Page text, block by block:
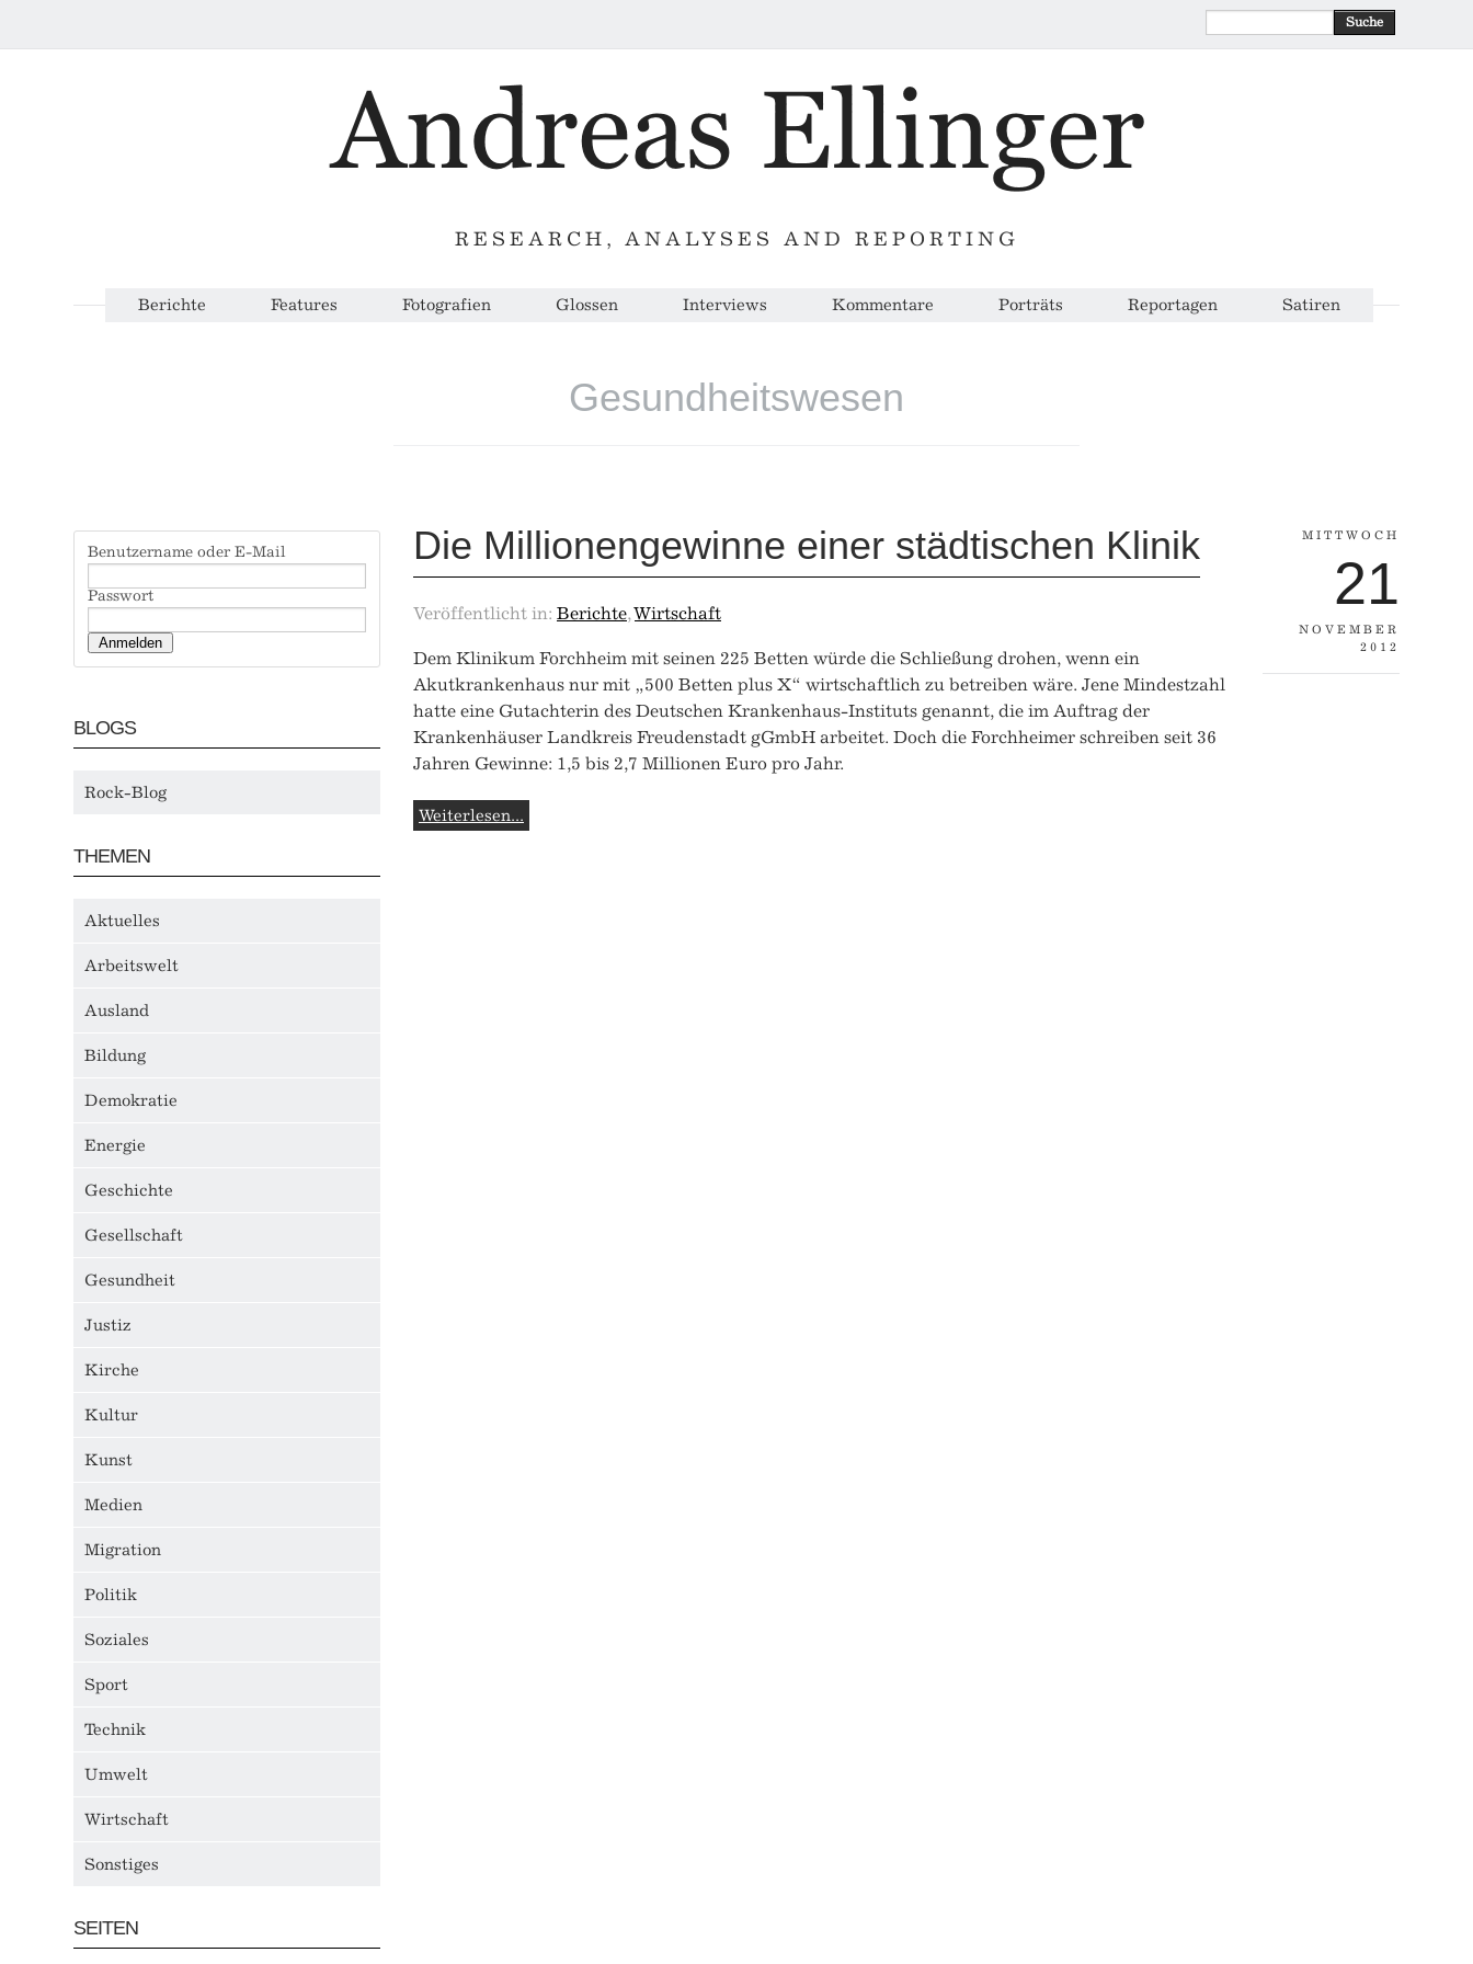
Suche
RESEARCH, ANALYSES AND REPORTING
Berichte Features Fotografien Glossen Interviews Kommentare Porträts Reportagen Satiren
Gesundheitswesen
Benutzername oder E-Mail
Passwort
BLOGS
Rock-Blog
THEMEN
Aktuelles
Arbeitswelt
Ausland
Bildung
Demokratie
Energie
Geschichte
Gesellschaft
Gesundheit
Justiz
Kirche
Kultur
Kunst
Medien
Migration
Politik
Soziales
Sport
Technik
Umwelt
Wirtschaft
Sonstiges
SEITEN
Die Millionengewinne einer städtischen Klinik
Veröffentlicht in: Berichte,Wirtschaft
Dem Klinikum Forchheim mit seinen 225 Betten würde die Schließung drohen, wenn ein
Akutkrankenhaus nur mit „500 Betten plus X“ wirtschaftlich zu betreiben wäre. Jene Mindestzahl
hatte eine Gutachterin des Deutschen Krankenhaus-Instituts genannt, die im Auftrag der
Krankenhäuser Landkreis Freudenstadt gGmbH arbeitet. Doch die Forchheimer schreiben seit 36
Jahren Gewinne: 1,5 bis 2,7 Millionen Euro pro Jahr.
Weiterlesen...
MITTWOCH
21
NOVEMBER
2012